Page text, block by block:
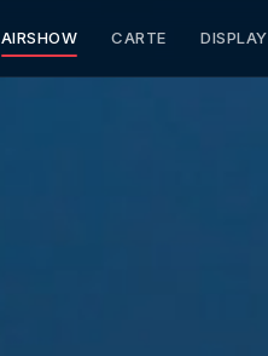
AIRSHOW CARTE DISPLAY